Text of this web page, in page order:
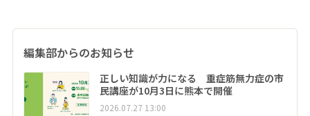
編集部からのお知らせ
正しい知識が力になる 重症筋無力症の市
民講座が10月3日に熊本で開催
2026.07.27 13:00